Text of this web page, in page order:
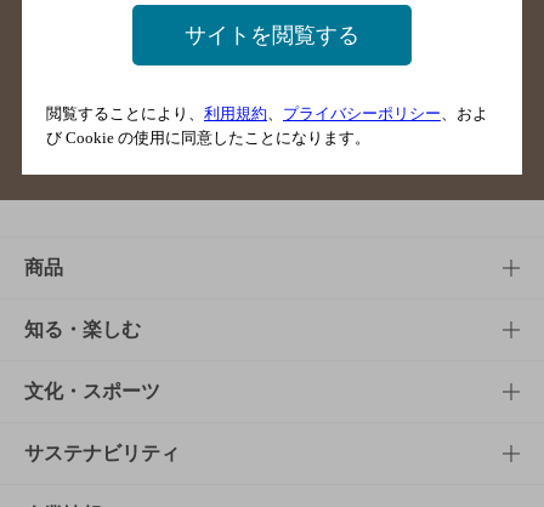
店舗登録方法のご案内
店舗情報更新方法のご案内
掲載店舗様ログイン
ご意見・ご感想
商品
商品TOP
商品一覧
商品発売情報
知る・楽しむ
知る・楽しむTOP
キャンペーン
文化・スポーツ
文化・スポーツTOP
サステナビリティ
サイトを閲覧する
閲覧することにより、 利用規約 プライバシーポリシー 、およ
び Cookie の使用に同意したことになります。